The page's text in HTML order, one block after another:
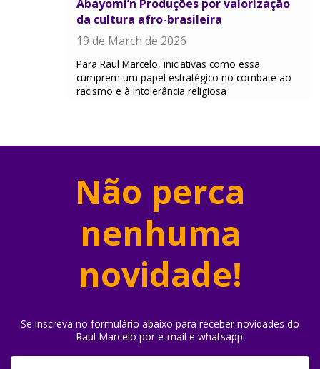
Abayomi’n Produções por valorização
da cultura afro-brasileira
19 de March de 2026
Para Raul Marcelo, iniciativas como essa
cumprem um papel estratégico no combate ao
racismo e à intolerância religiosa
Não perca
nenhuma
novidade!
Se inscreva no formulário abaixo para receber novidades do
Raul Marcelo por e-mail e whatsapp.